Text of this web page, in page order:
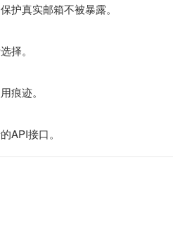
护真实邮箱不被暴露。
择。
痕迹。
API接口。